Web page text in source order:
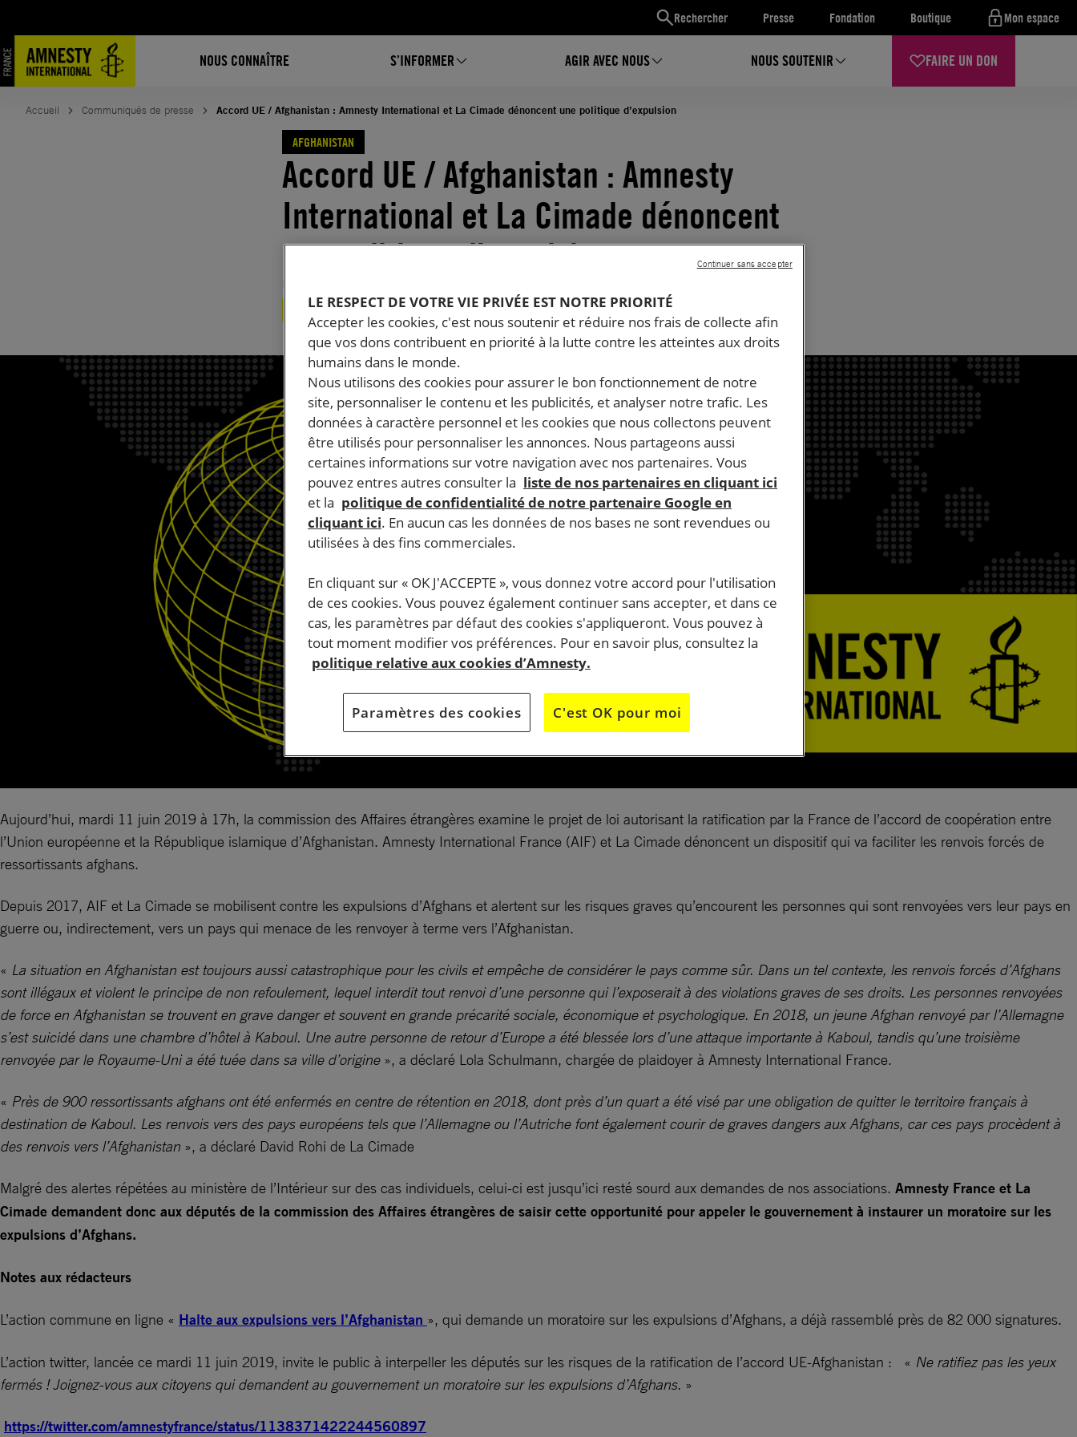
Rechercher Presse Fondation Boutique Mon espace
NOUS CONNAÎTRE S’INFORMER AGIR AVEC NOUS NOUS SOUTENIR FAIRE UN DON
contenu
Accueil Communiqués de presse Accord UE / Afghanistan : Amnesty International et La Cimade dénoncent une politique d’expulsion
AFGHANISTAN
Accord UE / Afghanistan : Amnesty
International et La Cimade dénoncent
une politique d’expulsion
AFGHANISTAN
RÉFUGIÉS ET MIGRANTS
Aujourd’hui, mardi 11 juin 2019 à 17h, la commission des Affaires étrangères examine le projet de loi autorisant la ratification par la France de l’accord de coopération entre
l’Union européenne et la République islamique d’Afghanistan. Amnesty International France (AIF) et La Cimade dénoncent un dispositif qui va faciliter les renvois forcés de
ressortissants afghans.
Depuis 2017, AIF et La Cimade se mobilisent contre les expulsions d’Afghans et alertent sur les risques graves qu’encourent les personnes qui sont renvoyées vers leur pays en
guerre ou, indirectement, vers un pays qui menace de les renvoyer à terme vers l’Afghanistan.
« La situation en Afghanistan est toujours aussi catastrophique pour les civils et empêche de considérer le pays comme sûr. Dans un tel contexte, les renvois forcés d’Afghans
sont illégaux et violent le principe de non refoulement, lequel interdit tout renvoi d’une personne qui l’exposerait à des violations graves de ses droits. Les personnes renvoyées
de force en Afghanistan se trouvent en grave danger et souvent en grande précarité sociale, économique et psychologique. En 2018, un jeune Afghan renvoyé par l’Allemagne
s’est suicidé dans une chambre d’hôtel à Kaboul. Une autre personne de retour d’Europe a été blessée lors d’une attaque importante à Kaboul, tandis qu’une troisième
renvoyée par le Royaume-Uni a été tuée dans sa ville d’origine », a déclaré Lola Schulmann, chargée de plaidoyer à Amnesty International France.
« Près de 900 ressortissants afghans ont été enfermés en centre de rétention en 2018, dont près d’un quart a été visé par une obligation de quitter le territoire français à
destination de Kaboul. Les renvois vers des pays européens tels que l’Allemagne ou l’Autriche font également courir de graves dangers aux Afghans, car ces pays procèdent à
des renvois vers l’Afghanistan », a déclaré David Rohi de La Cimade
Malgré des alertes répétées au ministère de l’Intérieur sur des cas individuels, celui-ci est jusqu’ici resté sourd aux demandes de nos associations. Amnesty France et La
Cimade demandent donc aux députés de la commission des Affaires étrangères de saisir cette opportunité pour appeler le gouvernement à instaurer un moratoire sur les
expulsions d’Afghans.
Notes aux rédacteurs
L’action commune en ligne « Halte aux expulsions vers l’Afghanistan », qui demande un moratoire sur les expulsions d’Afghans, a déjà rassemblé près de 82 000 signatures.
L’action twitter, lancée ce mardi 11 juin 2019, invite le public à interpeller les députés sur les risques de la ratification de l’accord UE-Afghanistan : « Ne ratifiez pas les yeux
fermés ! Joignez-vous aux citoyens qui demandent au gouvernement un moratoire sur les expulsions d’Afghans. »
https://twitter.com/amnestyfrance/status/1138371422244560897
LE RESPECT DE VOTRE VIE PRIVÉE EST NOTRE PRIORITÉ
Accepter les cookies, c'est nous soutenir et réduire nos frais de collecte afin
que vos dons contribuent en priorité à la lutte contre les atteintes aux droits
humains dans le monde.
Nous utilisons des cookies pour assurer le bon fonctionnement de notre
site, personnaliser le contenu et les publicités, et analyser notre trafic. Les
données à caractère personnel et les cookies que nous collectons peuvent
être utilisés pour personnaliser les annonces. Nous partageons aussi
certaines informations sur votre navigation avec nos partenaires. Vous
pouvez entres autres consulter la liste de nos partenaires en cliquant ici
et la politique de confidentialité de notre partenaire Google en
cliquant ici. En aucun cas les données de nos bases ne sont revendues ou
utilisées à des fins commerciales.
En cliquant sur « OK J'ACCEPTE », vous donnez votre accord pour l'utilisation
de ces cookies. Vous pouvez également continuer sans accepter, et dans ce
cas, les paramètres par défaut des cookies s'appliqueront. Vous pouvez à
tout moment modifier vos préférences. Pour en savoir plus, consultez la
politique relative aux cookies d’Amnesty.
Paramètres des cookies C'est OK pour moi
Continuer sans accepter